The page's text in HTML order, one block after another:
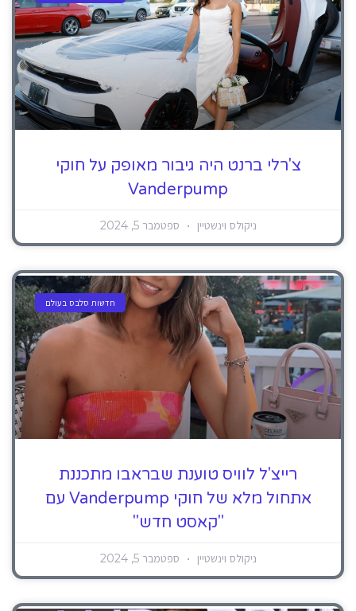
צ'רלי ברנט היה גיבור מאופק על חוקי
Vanderpump
ניקולס וינשטיין ספטמבר 5, 2024
חדשות סלבס בעולם
רייצ'ל לוויס טוענת שבראבו מתכננת
אתחול מלא של חוקי Vanderpump עם
"קאסט חדש"
ניקולס וינשטיין ספטמבר 5, 2024